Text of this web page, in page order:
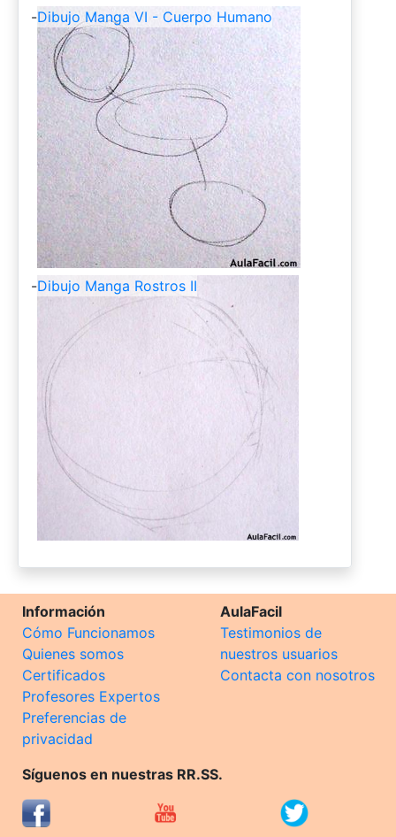
-Dibujo Manga VI - Cuerpo Humano
-Dibujo Manga Rostros II
Información
Cómo Funcionamos
Quienes somos
Certificados
Profesores Expertos
Preferencias de
privacidad
AulaFacil
Testimonios de
nuestros usuarios
Contacta con nosotros
Síguenos en nuestras RR.SS.